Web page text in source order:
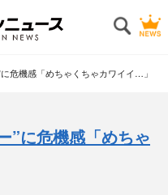
危機感「めちゃくちゃカワイイ…」
”に危機感「めちゃ